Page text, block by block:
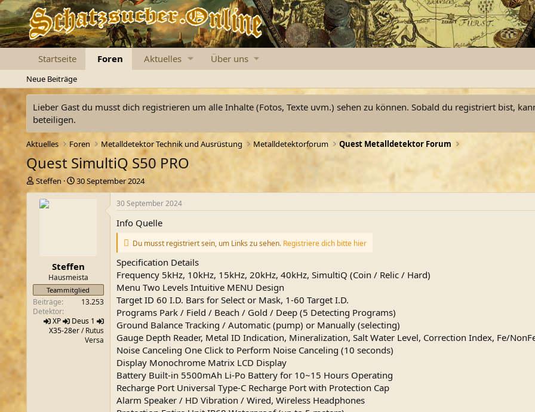
Startseite Foren Aktuelles Über uns
Neue Beiträge
Lieber Gast du musst dich registrieren um alle Inhalte (Fotos, Texte uvm.) sehen zu können. Sobald du registriert bist,
beteiligen.
Aktuelles Foren Metalldetektor Technik und Ausrüstung Metalldetektorforum Quest Metalldetektor Forum
Quest SimultiQ S50 PRO
E
r
Steffen
E
r
a
m
30 September 2024
Steffen
Hausmeista
Teammitglied
Beiträge
13.253
Detektor
XP
Deus 1
X35-28er/ Rutus
Versa
30 September 2024
Info Quelle
Du musst registriert sein, um Links zu sehen. Registriere dich bitte hier
Specification Details
Frequency 5kHz, 10kHz, 15kHz, 20kHz, 40kHz, SimultiQ (Coin / Relic / Hard)
Menu Two Levels Intuitive MENU Design
Target ID 60 I.D. Bars for Select or Mask, 1-60 Target I.D.
Programs Park / Field / Beach / Gold / Deep (5 Detecting Programs)
Ground Balance Tracking / Automatic (pump) or Manually (selecting)
Gauge Depth Reader, Metal ID Indication, Mineralization, Salt Water Level, Correction Index, Fe/
Noise Canceling One Click to Perform Noise Canceling (10 seconds)
Display Monochrome Matrix LCD Display
Battery Built-in 5500mAh Li-Po Battery for 10~15 Hours Operating
Recharge Port Universal Type-C Recharge Port with Protection Cap
Alarm Speaker / HD Vibration / Wired, Wireless Headphones